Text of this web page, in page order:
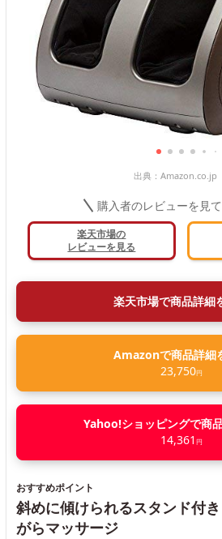
出典： Amazon.co.jp
購入者のレビューを見て
楽天市場の
レビューを見る
楽天市場で商品詳細
Amazonで商品詳細
23,750円
Yahoo!ショッピングで商
14,361 円
おすすめポイント
斜めに傾けられるスタンド付
がらマッサージ